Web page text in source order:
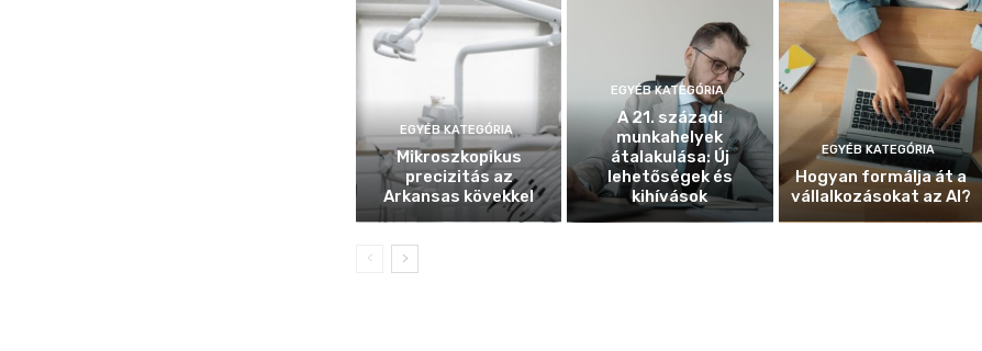
EGYÉB KATEGÓRIA
Mikroszkopikus
precizitás az
Arkansas kövekkel
EGYÉB KATEGÓRIA
A 21. századi
munkahelyek
átalakulása: Új
lehetőségek és
kihívások
EGYÉB KATEGÓRIA
Hogyan formálja át a
vállalkozásokat az AI?